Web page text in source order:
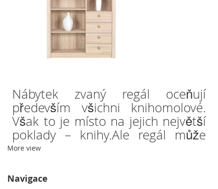
Nábytek zvaný regál oceňují
především všichni knihomolové.
Však to je místo na jejich největší
poklady – knihy.Ale regál může
také výborně sloužit jako místo
kterých v každé rodině vždy dost.
More view
Navigace